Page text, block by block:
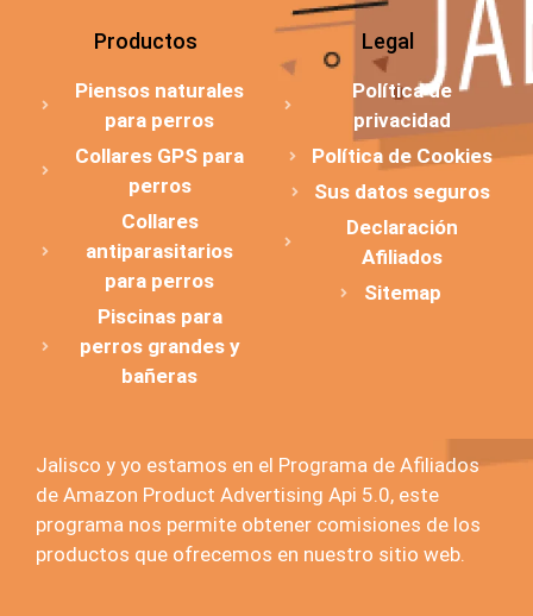
Productos
Piensos naturales
para perros
Collares GPS para
perros
Collares
antiparasitarios
para perros
Piscinas para
perros grandes y
bañeras
Legal
Política de
privacidad
Política de Cookies
Sus datos seguros
Declaración
Afiliados
Sitemap
Jalisco y yo estamos en el Programa de Afiliados
de Amazon Product Advertising Api 5.0, este
programa nos permite obtener comisiones de los
productos que ofrecemos en nuestro sitio web.